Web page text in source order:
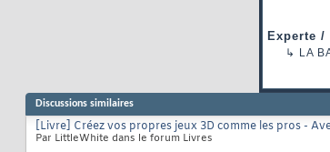
Experte
↳ LA
Discussions similaires
[Livre] Créez vos propres jeux 3D comme les pros -
Par LittleWhite dans le forum Livres